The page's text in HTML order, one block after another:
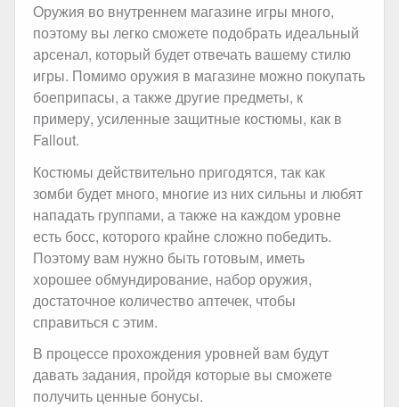
Оружия во внутреннем магазине игры много,
поэтому вы легко сможете подобрать идеальный
арсенал, который будет отвечать вашему стилю
игры. Помимо оружия в магазине можно покупать
боеприпасы, а также другие предметы, к
примеру, усиленные защитные костюмы, как в
Fallout.
Костюмы действительно пригодятся, так как
зомби будет много, многие из них сильны и любят
нападать группами, а также на каждом уровне
есть босс, которого крайне сложно победить.
Поэтому вам нужно быть готовым, иметь
хорошее обмундирование, набор оружия,
достаточное количество аптечек, чтобы
справиться с этим.
В процессе прохождения уровней вам будут
давать задания, пройдя которые вы сможете
получить ценные бонусы.